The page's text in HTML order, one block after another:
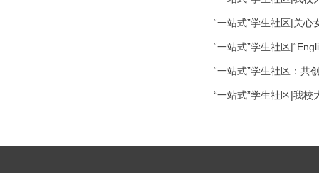
“一站式”学生社区|关心
“一站式”学生社区
“一站式”学生社区：
“一站式”学生社区|我